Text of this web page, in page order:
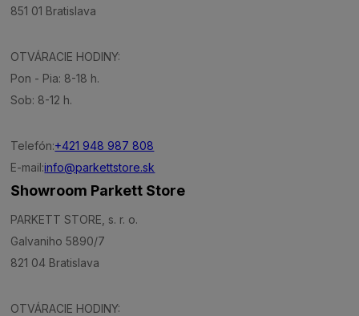
851 01 Bratislava
OTVÁRACIE HODINY:
Pon - Pia: 8-18 h.
Sob: 8-12 h.
Telefón:+421 948 987 808
E-mail:info@parkettstore.sk
Showroom Parkett Store
PARKETT STORE, s. r. o.
Galvaniho 5890/7
821 04 Bratislava
OTVÁRACIE HODINY: